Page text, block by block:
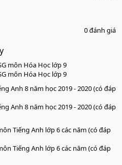
0 đánh giá
môn Hóa Học lớp 9
môn Hóa Học lớp 9
Anh 8 năm học 2019 - 2020 (có đáp
Anh 8 năm học 2019 - 2020 (có đáp
Tiếng Anh lớp 6 các năm (có đáp
Tiếng Anh lớp 6 các năm (có đáp